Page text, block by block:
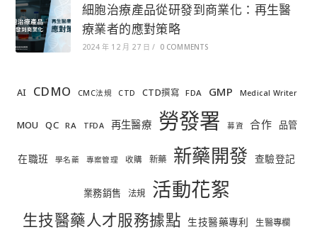
細胞治療產品從研發到商業化：再生醫
療業者的應對策略
2024 年 12 月 27 日 / 0 COMMENTS
AI CDMO CMC法規 CTD CTD撰寫 FDA GMP Medical Writer
MOU QC RA TFDA 再生醫療 勞發署 募資 合作 品管
在職班 學名藥 專案管理 收購 新藥 新藥開發 查驗登記
業務銷售 法規 活動花絮
生技醫藥人才服務據點 生技醫藥專利 生醫專欄